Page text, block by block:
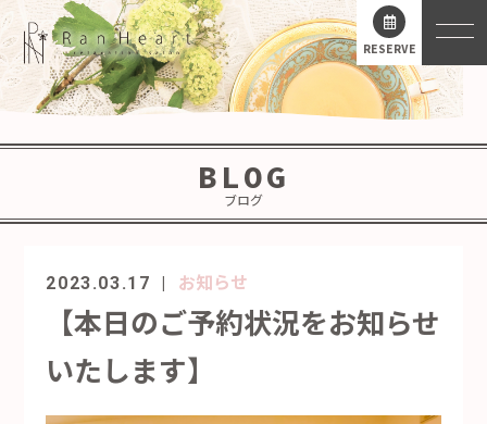
RESERVE
BLOG
ブログ
2023.03.17 お知らせ
【本日のご予約状況をお知らせ
いたします】